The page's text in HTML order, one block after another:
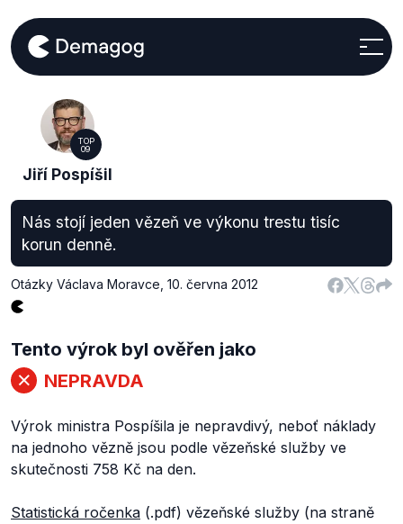
TOP
09
Jiří Pospíšil
Nás stojí jeden vězeň ve výkonu trestu tisíc
korun denně.
Otázky Václava Moravce 10. června 2012
Tento výrok byl ověřen jako
NEPRAVDA
Výrok ministra Pospíšila je nepravdivý, neboť náklady
na jednoho vězně jsou podle vězeňské služby ve
skutečnosti 758 Kč na den.
Statistická ročenka (.pdf) vězeňské služby (na straně